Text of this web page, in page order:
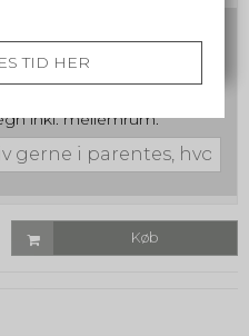
i parentes, hvor symbolet
a) 12/12-2012
inkl. mellemrum.
Køb
TID HER